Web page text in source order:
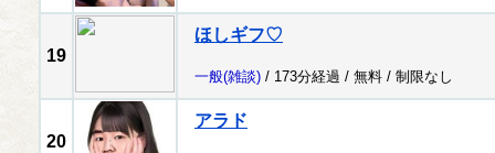
19
ほしギフ♡
一般(雑談) / 173分経過 / 無料 / 制限なし
20
アラド